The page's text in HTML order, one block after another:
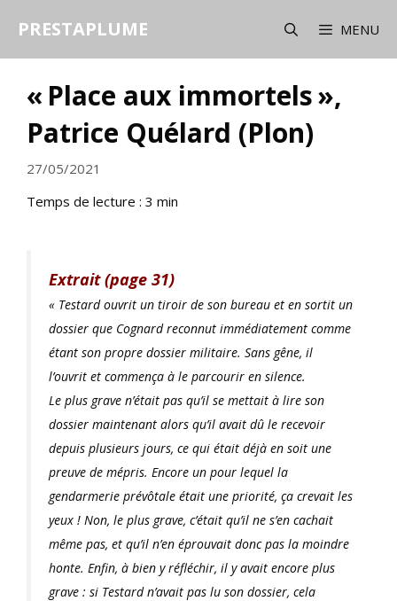
PRESTAPLUME MENU
« Place aux immortels »,
Patrice Quélard (Plon)
27/05/2021
Temps de lecture : 3 min
Extrait (page 31)
« Testard ouvrit un tiroir de son bureau et en sortit un
dossier que Cognard reconnut immédiatement comme
étant son propre dossier militaire. Sans gêne, il
l’ouvrit et commença à le parcourir en silence.
Le plus grave n’était pas qu’il se mettait à lire son
dossier maintenant alors qu’il avait dû le recevoir
depuis plusieurs jours, ce qui était déjà en soit une
preuve de mépris. Encore un pour lequel la
gendarmerie prévôtale était une priorité, ça crevait les
yeux ! Non, le plus grave, c’était qu’il ne s’en cachait
même pas, et qu’il n’en éprouvait donc pas la moindre
honte. Enfin, à bien y réfléchir, il y avait encore plus
grave : si Testard n’avait pas lu son dossier, cela